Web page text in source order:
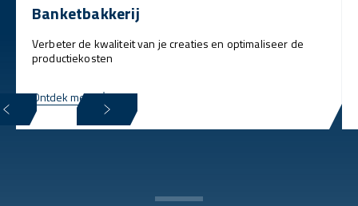
Banketbakkerij
Verbeter de kwaliteit van je creaties en optimaliseer de
productiekosten
Ontdek meer